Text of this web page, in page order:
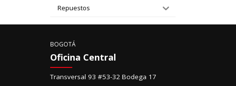
Repuestos
BOGOTÁ
Oficina Central
Transversal 93 #53-32 Bodega 17